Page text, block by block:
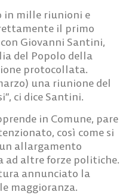
in mille riunioni e
il primo
Giovanni Santini,
del Popolo della
protocollata.
una riunione del
ci dice Santini.
in Comune, pare
così come si
allargamento
ad altre forze politiche.
annunciato la
maggioranza.